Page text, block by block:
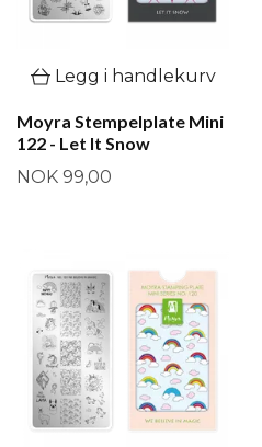
Legg i handlekurv
Moyra Stempelplate Mini
122 - Let It Snow
NOK 99,00